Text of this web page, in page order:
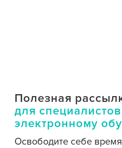
Полезная
для
электронному
Освободите себе